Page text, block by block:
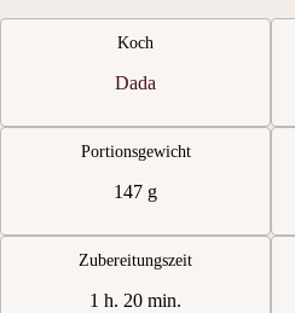
Koch
Dada
Portionsgewicht
147 g
Zubereitungszeit
1 h. 20 min.